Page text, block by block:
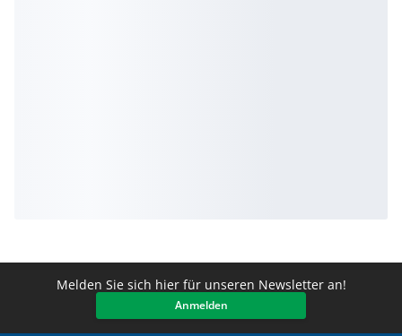
Melden Sie sich hier für unseren Newsletter an!
Anmelden